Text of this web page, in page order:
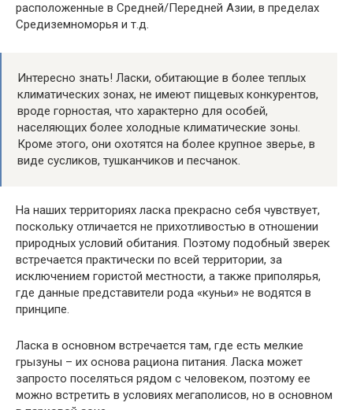
расположенные в Средней/Передней Азии, в пределах
Средиземноморья и т.д.
Интересно знать! Ласки, обитающие в более теплых
климатических зонах, не имеют пищевых конкурентов,
вроде горностая, что характерно для особей,
населяющих более холодные климатические зоны.
Кроме этого, они охотятся на более крупное зверье, в
виде сусликов, тушканчиков и песчанок.
На наших территориях ласка прекрасно себя чувствует,
поскольку отличается не прихотливостью в отношении
природных условий обитания. Поэтому подобный зверек
встречается практически по всей территории, за
исключением гористой местности, а также приполярья,
где данные представители рода «куньи» не водятся в
принципе.
Ласка в основном встречается там, где есть мелкие
грызуны – их основа рациона питания. Ласка может
запросто поселяться рядом с человеком, поэтому ее
можно встретить в условиях мегаполисов, но в основном